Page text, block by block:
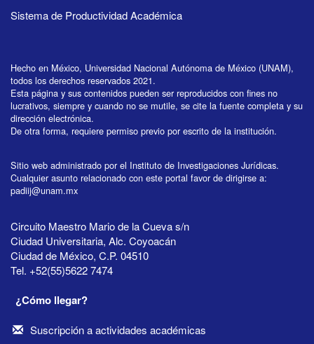
Sistema de Productividad Académica
Hecho en México, Universidad Nacional Autónoma de México (UNAM),
todos los derechos reservados 2021.
Esta página y sus contenidos pueden ser reproducidos con fines no
lucrativos, siempre y cuando no se mutile, se cite la fuente completa y su
dirección electrónica.
De otra forma, requiere permiso previo por escrito de la institución.
Sitio web administrado por el Instituto de Investigaciones Jurídicas.
Cualquier asunto relacionado con este portal favor de dirigirse a:
padiij@unam.mx
Circuito Maestro Mario de la Cueva s/n
Ciudad Universitaria, Alc. Coyoacán
Ciudad de México, C.P. 04510
Tel. +52(55)5622 7474
¿Cómo llegar?
Suscripción a actividades académicas